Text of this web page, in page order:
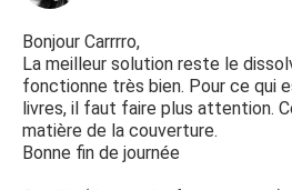
Bonjour Carrrro,
La meilleur solution reste le
fonctionne très bien. Pour ce qui
livres, il faut faire plus attention.
matière de la couverture.
Bonne fin de journée